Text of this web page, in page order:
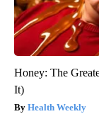
Honey: The
It)
Health Weekly